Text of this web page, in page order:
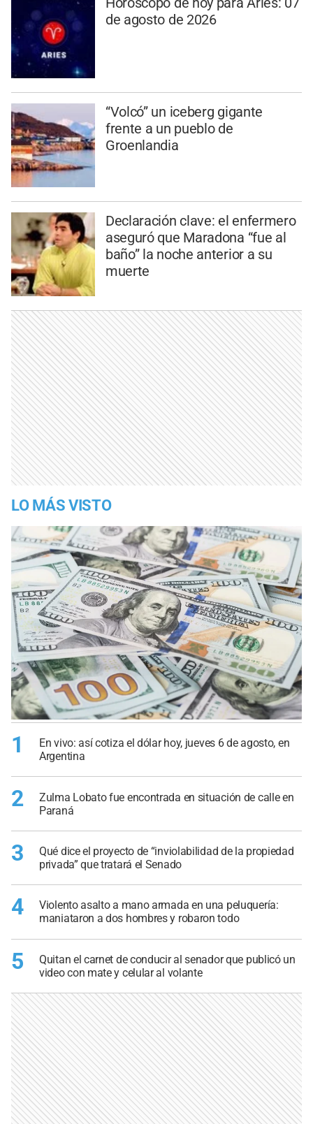
de agosto de 2026
“Volcó” un iceberg gigante
frente a un pueblo de
Groenlandia
Declaración clave: el enfermero
aseguró que Maradona “fue al
baño” la noche anterior a su
muerte
LO MÁS VISTO
1
En vivo: así cotiza el dólar hoy, jueves 6 de agosto, en
Argentina
2
Zulma Lobato fue encontrada en situación de calle en
Paraná
3
Qué dice el proyecto de “inviolabilidad de la propiedad
privada” que tratará el Senado
4
Violento asalto a mano armada en una peluquería:
maniataron a dos hombres y robaron todo
5
Quitan el carnet de conducir al senador que publicó un
video con mate y celular al volante